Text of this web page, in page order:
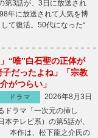
第3話が、3日に放送され
年に放送されて人気を博
て復活。50代になった“
“唯”白石聖の正体が
だったよね」「宗教
がつらい」
ドラマ
2026年8月3日
ラマ「一次元の挿し
本テレビ系）の第5話が、
本作は、松下龍之介氏の